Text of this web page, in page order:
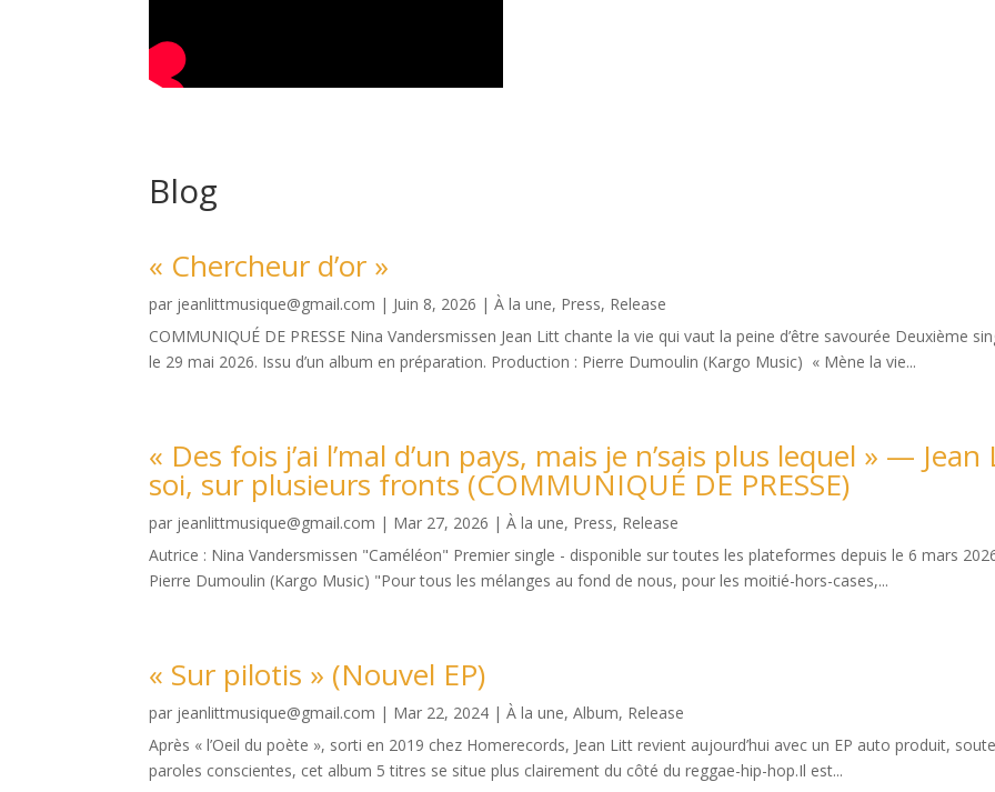
Blog
« Chercheur d’or »
par jeanlittmusique@gmail.com | Juin 8, 2026 |À la une, Press, Release
COMMUNIQUÉ DE PRESSE Nina Vandersmissen Jean Litt chante la vie qui vaut la peine d’être savourée Deuxième
le 29 mai 2026. Issu d’un album en préparation. Production : Pierre Dumoulin (Kargo Music) « Mène la vie...
« Des fois j’ai l’mal d’un pays, mais je n’sais plus lequel » —
soi, sur plusieurs fronts (COMMUNIQUÉ DE PRESSE)
par jeanlittmusique@gmail.com | Mar 27, 2026 |À la une, Press, Release
Autrice : Nina Vandersmissen "Caméléon" Premier single - disponible sur toutes les plateformes depuis le 6 mars
Pierre Dumoulin (Kargo Music) "Pour tous les mélanges au fond de nous, pour les moitié-hors-cases,...
« Sur pilotis » (Nouvel EP)
par jeanlittmusique@gmail.com | Mar 22, 2024 |À la une,Album, Release
Après « l’Oeil du poète », sorti en 2019 chez Homerecords, Jean Litt revient aujourd’hui avec un EP auto produit,
paroles conscientes, cet album 5 titres se situe plus clairement du côté du reggae-hip-hop.Il est...